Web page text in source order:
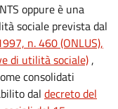
oppure è una
sociale prevista dal
n. 460 (ONLUS),
di utilità sociale),
consolidati
dal decreto del